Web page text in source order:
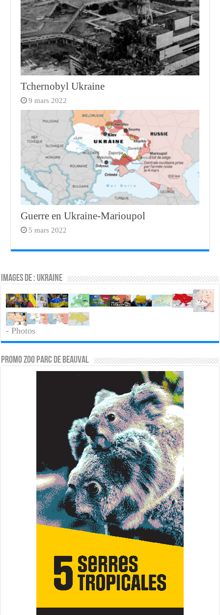
Tchernobyl Ukraine
9 mars 2022
Guerre en Ukraine-Marioupol
5 mars 2022
Images de : Ukraine
- Photos
PROMO ZOO PARC DE BEAUVAL